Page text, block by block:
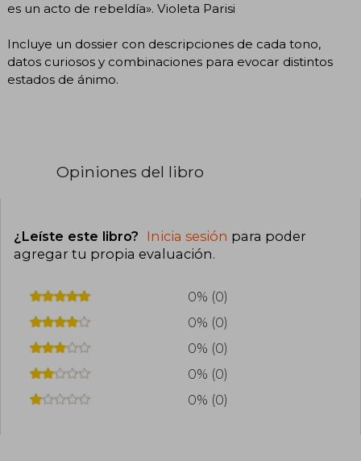
es un acto de rebeldía». Violeta Parisi
Incluye un dossier con descripciones de cada tono,
datos curiosos y combinaciones para evocar distintos
estados de ánimo.
Opiniones del libro
¿Leíste este libro? Inicia sesión para poder
agregar tu propia evaluación.
0% (0)
0% (0)
0% (0)
0% (0)
0% (0)